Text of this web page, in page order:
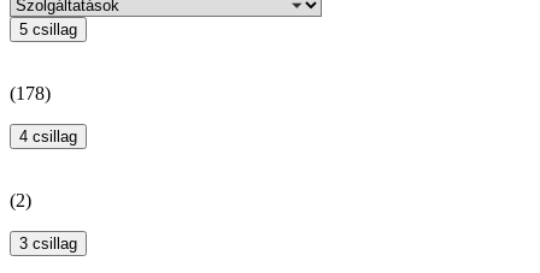
5 csillag
(178)
4 csillag
(2)
3 csillag